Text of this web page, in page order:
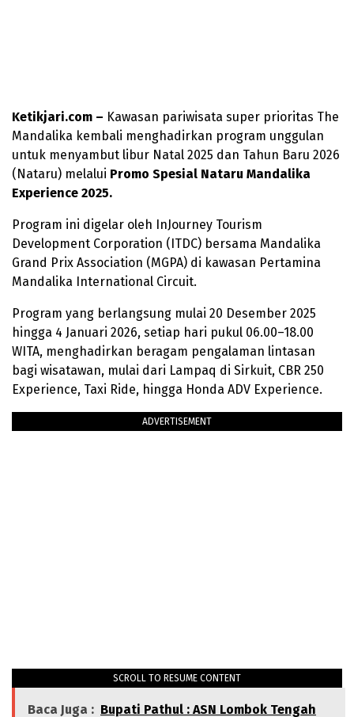
Ketikjari.com – Kawasan pariwisata super prioritas The
Mandalika kembali menghadirkan program unggulan
untuk menyambut libur Natal 2025 dan Tahun Baru 2026
(Nataru) melalui Promo Spesial Nataru Mandalika
Experience 2025.
Program ini digelar oleh InJourney Tourism
Development Corporation (ITDC) bersama Mandalika
Grand Prix Association (MGPA) di kawasan Pertamina
Mandalika International Circuit.
Program yang berlangsung mulai 20 Desember 2025
hingga 4 Januari 2026, setiap hari pukul 06.00–18.00
WITA, menghadirkan beragam pengalaman lintasan
bagi wisatawan, mulai dari Lampaq di Sirkuit, CBR 250
Experience, Taxi Ride, hingga Honda ADV Experience.
ADVERTISEMENT
SCROLL TO RESUME CONTENT
Baca Juga : Bupati Pathul : ASN Lombok Tengah